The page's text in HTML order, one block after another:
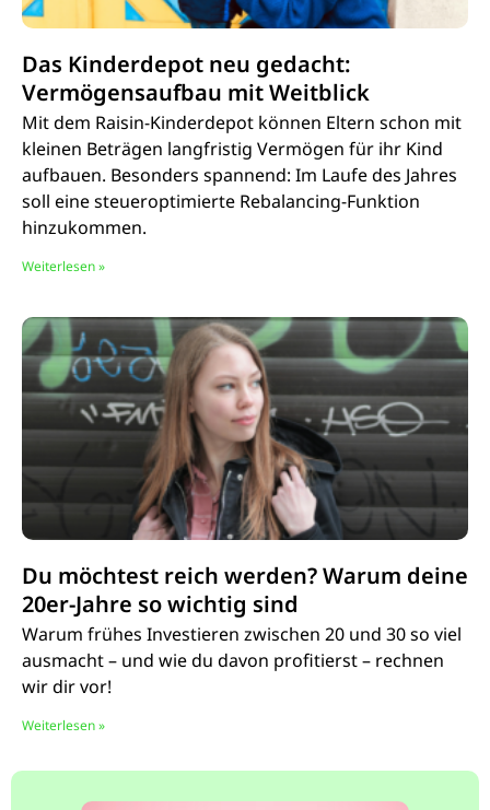
Das Kinderdepot neu gedacht:
Vermögensaufbau mit Weitblick
Mit dem Raisin-Kinderdepot können Eltern schon mit
kleinen Beträgen langfristig Vermögen für ihr Kind
aufbauen. Besonders spannend: Im Laufe des Jahres
soll eine steueroptimierte Rebalancing-Funktion
hinzukommen.
Weiterlesen »
Du möchtest reich werden? Warum deine
20er-Jahre so wichtig sind
Warum frühes Investieren zwischen 20 und 30 so viel
ausmacht – und wie du davon profitierst – rechnen
wir dir vor!
Weiterlesen »